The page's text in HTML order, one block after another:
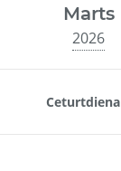
Marts
2026
Ceturtdiena